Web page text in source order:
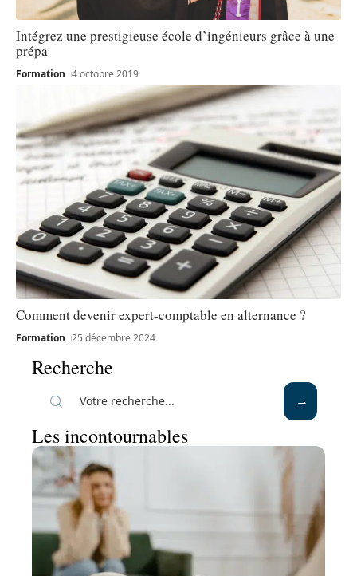
Intégrez une prestigieuse école d’ingénieurs grâce à une
prépa
Formation 4 octobre 2019
Comment devenir expert-comptable en alternance ?
Formation 25 décembre 2024
Recherche
Les incontournables